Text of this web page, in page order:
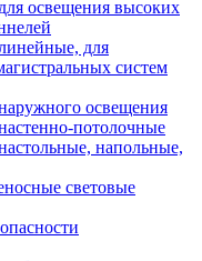
освещения высоких
для
систем
освещения
потолочные
напольные,
световые